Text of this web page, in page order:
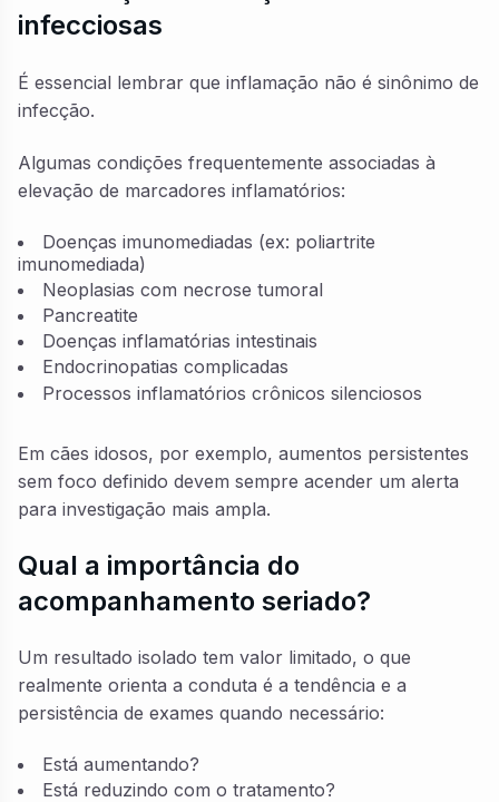
infecciosas
É essencial lembrar que inflamação não é sinônimo de
infecção.
Algumas condições frequentemente associadas à
elevação de marcadores inflamatórios:
Doenças imunomediadas (ex: poliartrite
imunomediada)
Neoplasias com necrose tumoral
Pancreatite
Doenças inflamatórias intestinais
Endocrinopatias complicadas
Processos inflamatórios crônicos silenciosos
Em cães idosos, por exemplo, aumentos persistentes
sem foco definido devem sempre acender um alerta
para investigação mais ampla.
Qual a importância do
acompanhamento seriado?
Um resultado isolado tem valor limitado, o que
realmente orienta a conduta é a tendência e a
persistência de exames quando necessário:
Está aumentando?
Está reduzindo com o tratamento?